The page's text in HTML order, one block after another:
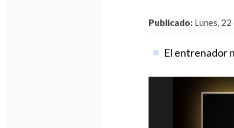
Publicado: Lunes,
El entrenador